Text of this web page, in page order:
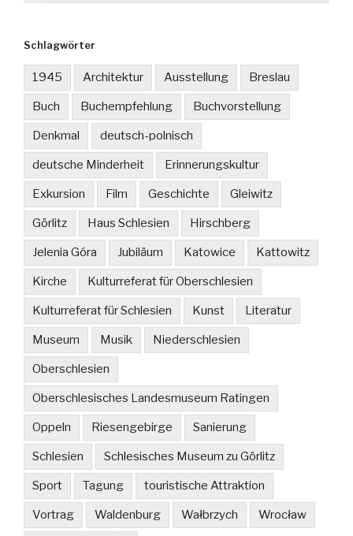
Schlagwörter
1945 Architektur Ausstellung Breslau
Buch Buchempfehlung Buchvorstellung
Denkmal deutsch-polnisch
deutsche Minderheit Erinnerungskultur
Exkursion Film Geschichte Gleiwitz
Görlitz Haus Schlesien Hirschberg
Jelenia Góra Jubiläum Katowice Kattowitz
Kirche Kulturreferat für Oberschlesien
Kulturreferat für Schlesien Kunst Literatur
Museum Musik Niederschlesien
Oberschlesien
Oberschlesisches Landesmuseum Ratingen
Oppeln Riesengebirge Sanierung
Schlesien Schlesisches Museum zu Görlitz
Sport Tagung touristische Attraktion
Vortrag Waldenburg Wałbrzych Wrocław